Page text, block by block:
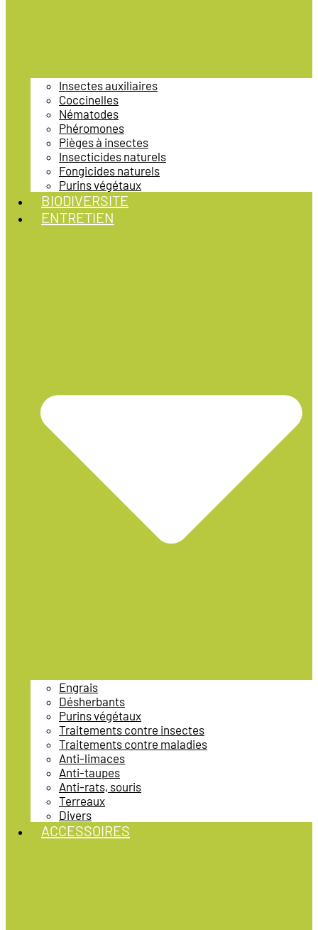
Insectes auxiliaires
Coccinelles
Nématodes
Phéromones
Pièges à insectes
Insecticides naturels
Fongicides naturels
Purins végétaux
BIODIVERSITE
ENTRETIEN
Engrais
Désherbants
Purins végétaux
Traitements contre insectes
Traitements contre maladies
Anti-limaces
Anti-taupes
Anti-rats, souris
Terreaux
Divers
ACCESSOIRES